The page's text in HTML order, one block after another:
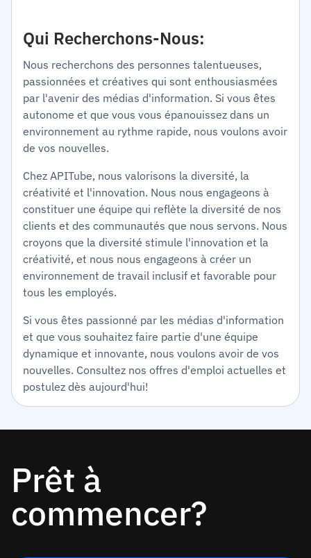
Qui Recherchons-Nous:
Nous recherchons des personnes talentueuses,
passionnées et créatives qui sont enthousiasmées
par l'avenir des médias d'information. Si vous êtes
autonome et que vous vous épanouissez dans un
environnement au rythme rapide, nous voulons avoir
de vos nouvelles.
Chez APITube, nous valorisons la diversité, la
créativité et l'innovation. Nous nous engageons à
constituer une équipe qui reflète la diversité de nos
clients et des communautés que nous servons. Nous
croyons que la diversité stimule l'innovation et la
créativité, et nous nous engageons à créer un
environnement de travail inclusif et favorable pour
tous les employés.
Si vous êtes passionné par les médias d'information
et que vous souhaitez faire partie d'une équipe
dynamique et innovante, nous voulons avoir de vos
nouvelles. Consultez nos offres d'emploi actuelles et
postulez dès aujourd'hui!
Prêt à
commencer?